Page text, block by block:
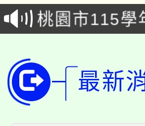
車」活動
桃園市115學
生本土語及
公告本校115
代理(課)教師
公告本校115
代理(課)教師
轉知中國文
最新